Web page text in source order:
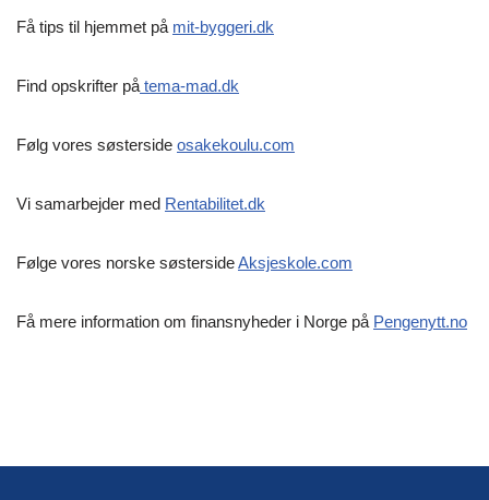
Få tips til hjemmet på mit-byggeri.dk
Find opskrifter påtema-mad.dk
Følg vores søsterside osakekoulu.com
Vi samarbejder med Rentabilitet.dk
Følge vores norske søstersideAksjeskole.com
Få mere information om finansnyheder i Norge på Pengenytt.no